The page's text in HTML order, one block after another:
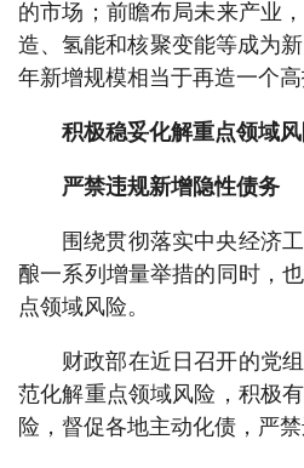
的市场；前瞻布局未来产业
造、氢能和核聚变能等成为
年新增规模相当于再造一个高
积极稳妥化解重点领域
严禁违规新增隐性债务
围绕贯彻落实中央经济
酿一系列增量举措的同时，
点领域风险。
财政部在近日召开的党
范化解重点领域风险，积极
险，督促各地主动化债，严